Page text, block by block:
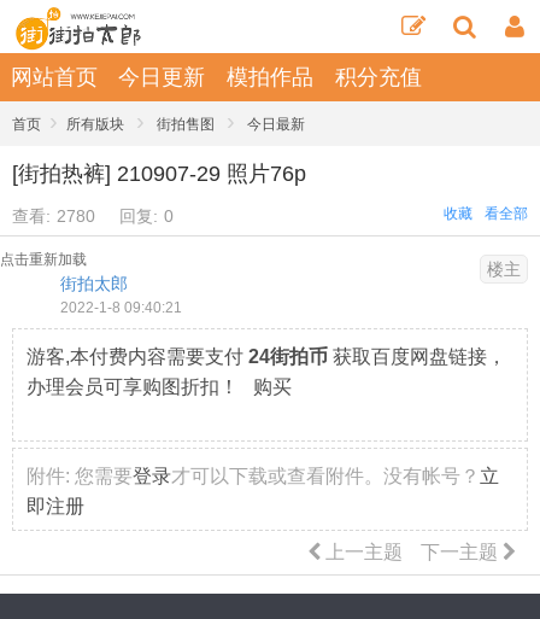
网站首页 今日更新 模拍作品 积分充值
首页 › 所有版块 › 街拍售图 › 今日最新
[街拍热裤] 210907-29 照片76p
查看: 2780 回复: 0 看全部
收藏
点击重新加载
街拍太郎
2022-1-8 09:40:21
楼主
游客,本付费内容需要支付 24街拍币 获取百度网盘链接，
办理会员可享购图折扣！ 购买
附件: 您需要登录才可以下载或查看附件。没有帐号？ 立
即注册
下一主题
上一主题